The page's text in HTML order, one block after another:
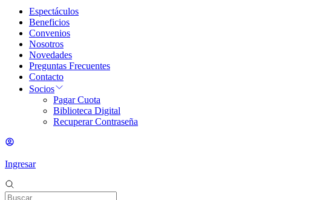
Espectáculos
Beneficios
Convenios
Nosotros
Novedades
Preguntas Frecuentes
Contacto
Socios
Pagar Cuota
Biblioteca Digital
Recuperar Contraseña
Ingresar